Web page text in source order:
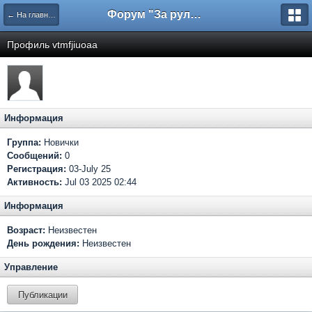
← На главную Форум "За рулем"
Профиль vtmfjiuoaa
Информация
Группа: Новички
Сообщений: 0
Регистрация: 03-July 25
Активность: Jul 03 2025 02:44
Информация
Возраст: Неизвестен
День рождения: Неизвестен
Управление
Публикации